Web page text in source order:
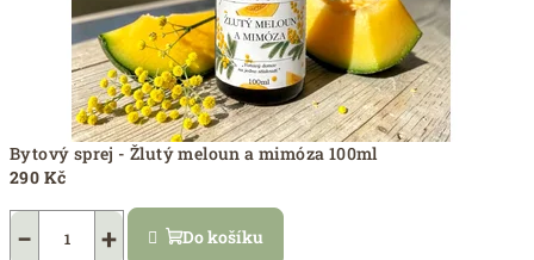
Bytový sprej - Žlutý meloun a mimóza 100ml
290 Kč
+
− Do košíku